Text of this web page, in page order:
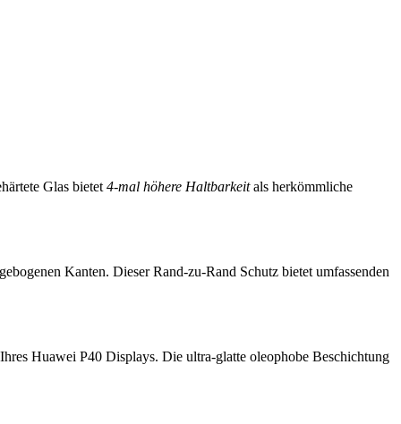
Glas bietet 4-mal höhere Haltbarkeitals herkömmliche
Kanten. Dieser Rand-zu-Rand Schutz bietet umfassenden
Huawei P40 Displays. Die ultra-glatte oleophobe Beschichtung